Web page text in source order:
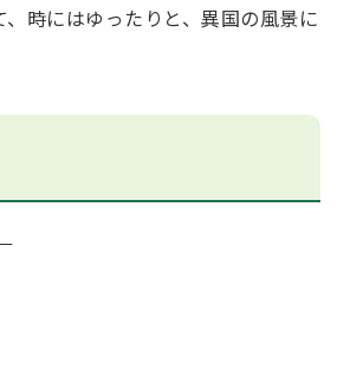
時にはゆったりと、異国の風景に